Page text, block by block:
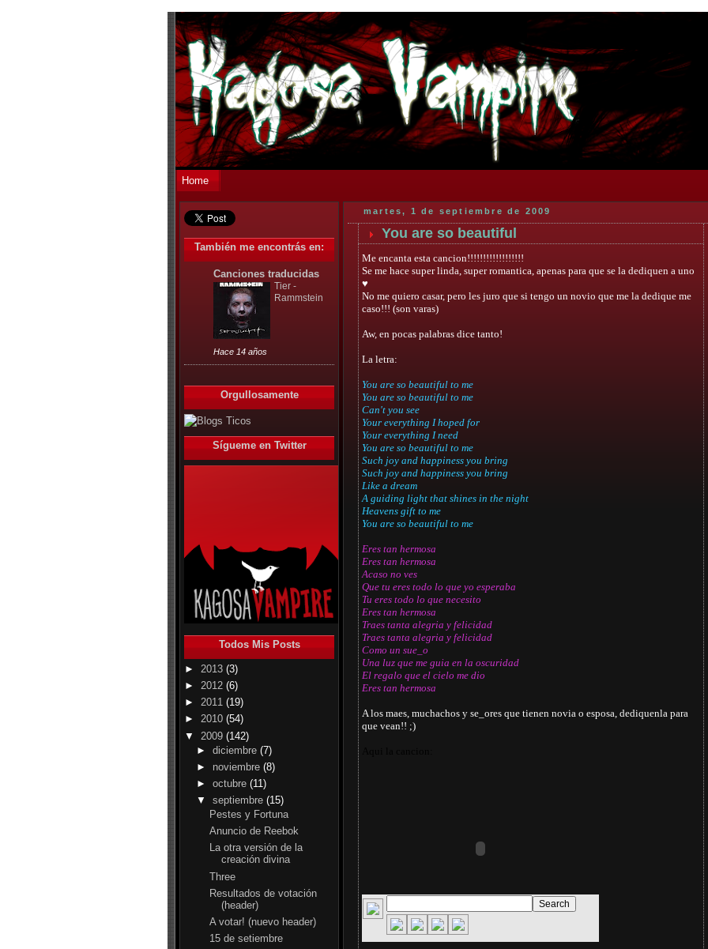
Home
También me encontrás en:
Canciones traducidas
Tier -
Rammstein
Hace 14 años
Orgullosamente
Sígueme en Twitter
Todos Mis Posts
► 2013 (3)
► 2012 (6)
► 2011 (19)
► 2010 (54)
▼ 2009 (142)
►diciembre(7)
► noviembre(8)
►octubre(11)
▼septiembre(15)
Pestes y Fortuna
Anuncio de Reebok
La otra versión de la
creación divina
Three
Resultados de votación
(header)
A votar! (nuevo header)
15 de setiembre
martes, 1 de septiembre de 2009
You are so beautiful
Me encanta esta cancion!!!!!!!!!!!!!!!!!!
Se me hace super linda, super romantica, apenas para que se la dediquen a uno
♥
No me quiero casar, pero les juro que si tengo un novio que me la dedique me
caso!!! (son varas)
Aw, en pocas palabras dice tanto!
La letra:
You are so beautiful to me
You are so beautiful to me
Can't you see
Your everything I hoped for
Your everything I need
You are so beautiful to me
Such joy and happiness you bring
Such joy and happiness you bring
Like a dream
A guiding light that shines in the night
Heavens gift to me
You are so beautiful to me
Eres tan hermosa
Eres tan hermosa
Acaso no ves
Que tu eres todo lo que yo esperaba
Tu eres todo lo que necesito
Eres tan hermosa
Traes tanta alegria y felicidad
Traes tanta alegria y felicidad
Como un sue_o
Una luz que me guia en la oscuridad
El regalo que el cielo me dio
Eres tan hermosa
A los maes, muchachos y se_ores que tienen novia o esposa, dediquenla para
que vean!! ;)